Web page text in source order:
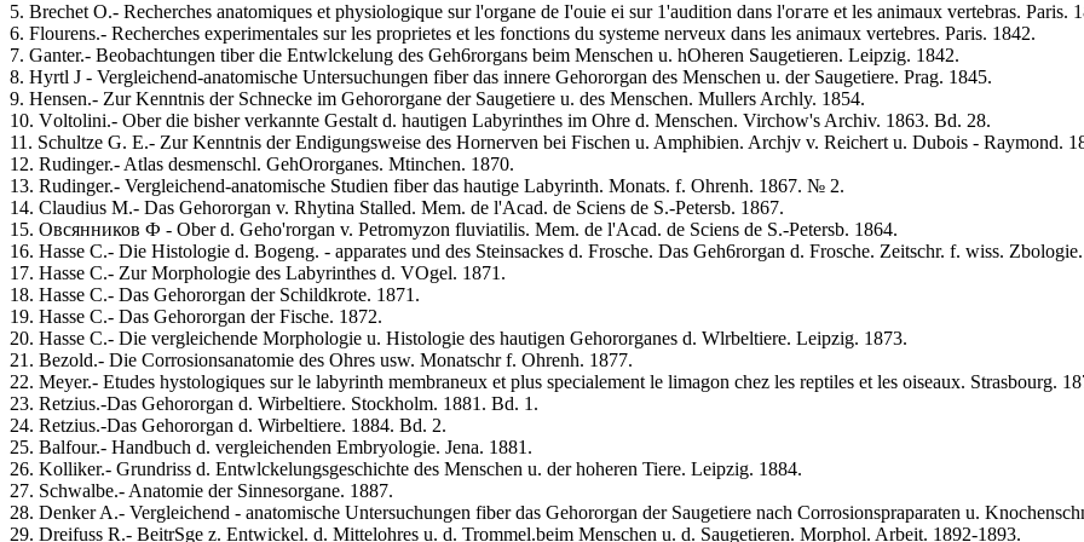
5. Brechet O.- Recherches anatomiques et physiologique sur l'organe de I'ouie ei sur 1'audition dans l'огате et les animaux vertebras. Paris.
6. Flоurens.- Recherches experimentales sur les proprietes et les fonctions du systeme nerveux dans les animaux vertebres. Paris. 1842.
7. Ganter.- Beobachtungen tiber die Entwlckelung des Geh6rorgans beim Menschen u. hOheren Saugetieren. Leipzig. 1842.
8. Hyrtl J - Vergleichend-anatomische Untersuchungen fiber das innere Gehororgan des Menschen u. der Saugetiere. Prag. 1845.
9. Hensen.- Zur Kenntnis der Schnecke im Gehororgane der Saugetiere u. des Menschen. Mullers Archly. 1854.
10. Vоltоlini.- Ober die bisher verkannte Gestalt d. hautigen Labyrinthes im Ohre d. Menschen. Virchow's Archiv. 1863. Bd. 28.
11. Schultze G. E.- Zur Kenntnis der Endigungsweise des Hornerven bei Fischen u. Amphibien. Archjv v. Reichert u. Dubois - Raymond.
12. Rudinger.- Atlas desmenschl. GehOrorganes. Mtinchen. 1870.
13. Rudinger.- Vergleichend-anatomische Studien fiber das hautige Labyrinth. Monats. f. Ohrenh. 1867. № 2.
14. Claudius M.- Das Gehororgan v. Rhytina Stalled. Mem. de l'Acad. de Sciens de S.-Petersb. 1867.
15. Овсянников Ф - Ober d. Geho'rorgan v. Petromyzon fluviatilis. Mem. de l'Acad. de Sciens de S.-Petersb. 1864.
16. Hasse C.- Die Histologie d. Bogeng. - apparates und des Steinsackes d. Frosche. Das Geh6rorgan d. Frosche. Zeitschr. f. wiss.
17. Hasse C.- Zur Morphologie des Labyrinthes d. VOgel. 1871.
18. Hasse C.- Das Gehororgan der Schildkrote. 1871.
19. Hasse C.- Das Gehororgan der Fische. 1872.
20. Hasse C.- Die vergleichende Morphologie u. Histologie des hautigen Gehororganes d. Wlrbeltiere. Leipzig. 1873.
21. Bezold.- Die Corrosionsanatomie des Ohres usw. Monatschr f. Ohrenh. 1877.
22. Meуer.- Etudes hystologiques sur le labyrinth membraneux et plus specialement le limagon chez les reptiles et les oiseaux. Strasbourg.
23. Retzius.-Das Gehororgan d. Wirbeltiere. Stockholm. 1881. Bd. 1.
24. Retzius.-Das Gehororgan d. Wirbeltiere. 1884. Bd. 2.
25. Balfour.- Handbuch d. vergleichenden Embryologie. Jena. 1881.
26. Kolliker.- Grundriss d. Entwlckelungsgeschichte des Menschen u. der hoheren Tiere. Leipzig. 1884.
27. Sсhwalbe.- Anatomie der Sinnesorgane. 1887.
28. Denker A.- Vergleichend - anatomische Untersuchungen fiber das Gehororgan der Saugetiere nach Corrosionspraparaten u.
29. Dreifuss R.- BeitrSge z. Entwickel. d. Mittelohres u. d. Trommel.beim Menschen u. d. Saugetieren. Morphol. Arbeit. 1892-1893.